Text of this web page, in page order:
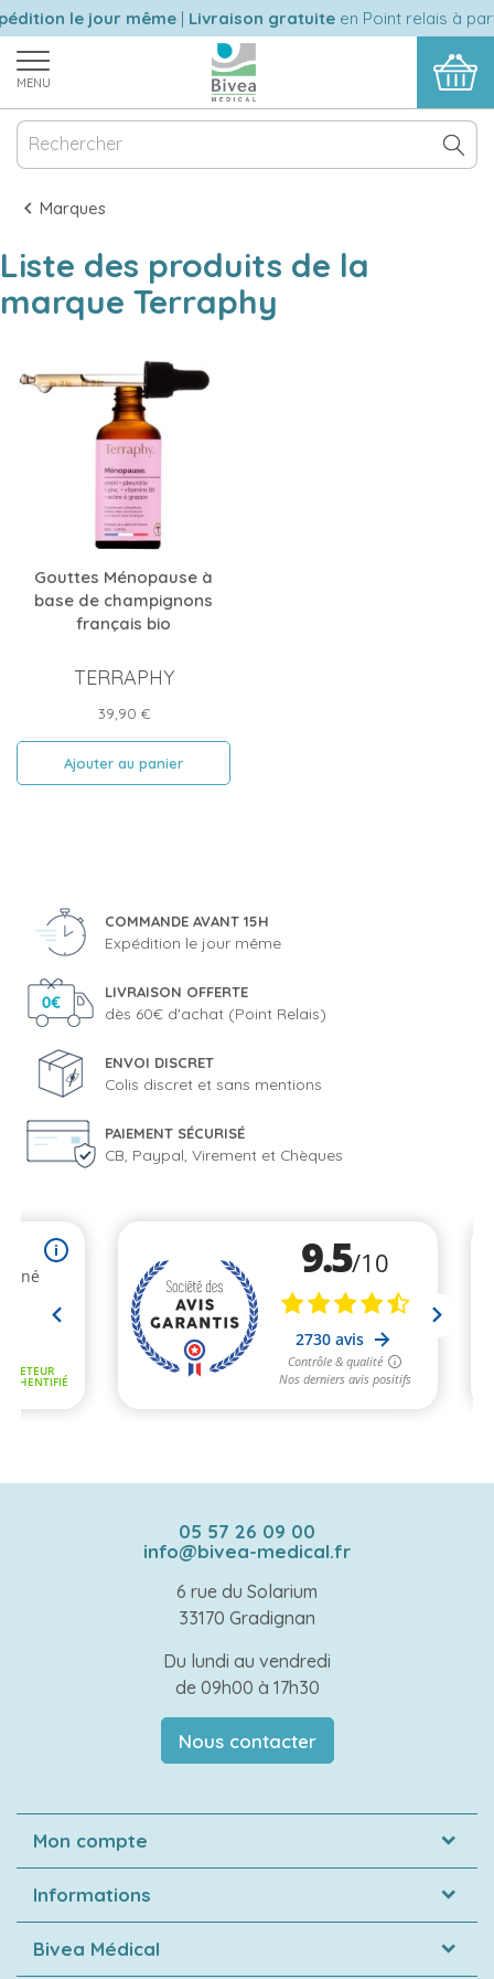
le jour même| Livraison gratuiteen Point relais à
MENU
Marques
Liste des produits de la
marque Terraphy
Gouttes Ménopause à
base de champignons
français bio
TERRAPHY
Prix
39,90 €
Ajouter au panier
COMMANDE AVANT 15H
Expédition le jour même
LIVRAISON OFFERTE
dès 60€ d'achat (Point Relais)
ENVOI DISCRET
Colis discret et sans mentions
PAIEMENT SÉCURISÉ
CB, Paypal, Virement et Chèques
05 57 26 09 00
info@bivea-medical.fr
6 rue du Solarium
33170 Gradignan
Du lundi au vendredi
de 09h00 à 17h30
Nous contacter
Mon compte
Informations
Bivea Médical